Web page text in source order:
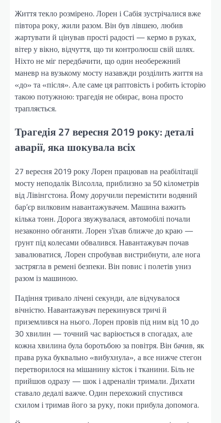
Життя текло розмірено. Лорен і Сабія зустрічалися вже
півтора року, жили разом. Він був лівшею, любив
жартувати й цінував прості радості — кермо в руках,
вітер у вікно, відчуття, що ти контролюєш свій шлях.
Ніхто не міг передбачити, що один необережний
маневр на вузькому мосту назавжди розділить життя на
«до» та «після». Але саме ця раптовість і робить історію
такою потужною: трагедія не обирає, вона просто
трапляється.
Трагедія 27 вересня 2019 року: деталі
аварії, яка шокувала всіх
27 вересня 2019 року Лорен працював на реабілітації
мосту неподалік Вілсолла, приблизно за 50 кілометрів
від Лівінгстона. Йому доручили перемістити водяний
бар’єр вилковим навантажувачем. Машина важить
кілька тонн. Дорога звужувалася, автомобілі почали
незаконно обганяти. Лорен з’їхав ближче до краю —
ґрунт під колесами обвалився. Навантажувач почав
завалюватися, Лорен спробував вистрибнути, але нога
застрягла в ремені безпеки. Він повис і полетів униз
разом із машиною.
Падіння тривало лічені секунди, але відчувалося
вічністю. Навантажувач перекинувся тричі й
приземлився на нього. Лорен провів під ним від 10 до
30 хвилин — точний час варіюється в спогадах, але
кожна хвилина була боротьбою за повітря. Він бачив, як
права рука буквально «вибухнула», а все нижче стегон
перетворилося на мішанину кісток і тканини. Біль не
прийшов одразу — шок і адреналін тримали. Дихати
ставало дедалі важче. Один перехожий спустився
схилом і тримав його за руку, поки прибула допомога.